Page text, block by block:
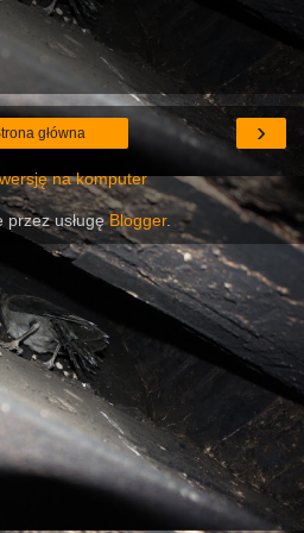
›
główna
na komputer
przez usługęBlogger.